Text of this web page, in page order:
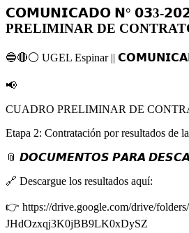
𝗖𝗢𝗠𝗨𝗡𝗜𝗖𝗔𝗗𝗢 𝗡° 𝟬𝟯3-
PRELIMINAR DE
🔵🔴⚪️ UGEL Espinar ||
📢
CUADRO PRELIMINAR DE
Etapa 2: Contratación por resultados de
📎 𝘿𝙊𝘾𝙐𝙈𝙀𝙉𝙏𝙊𝙎 𝙋𝘼𝙍𝘼
🔗 Descargue los resultados aquí:
👉 https://drive.google.com/drive/
JHdOzxqj3K0jBB9LK0xDySZ